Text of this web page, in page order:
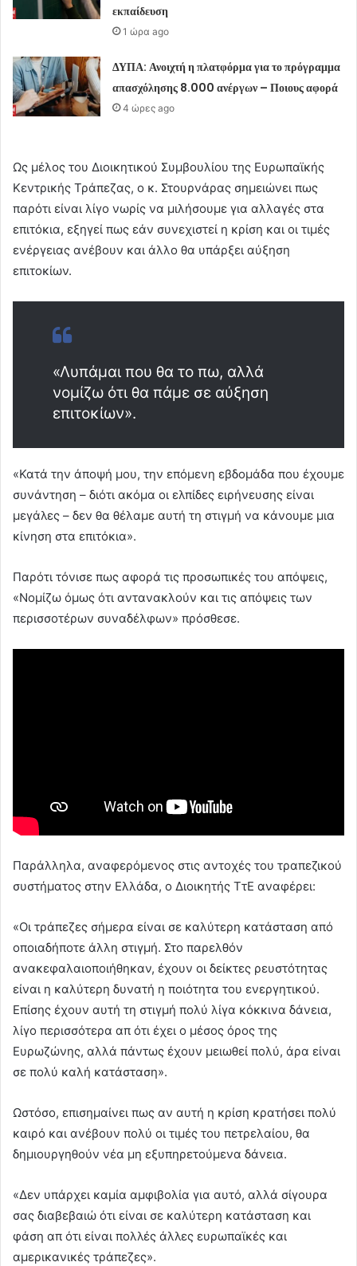
εκπαίδευση
1 ώρα ago
ΔΥΠΑ: Ανοιχτή η πλατφόρμα για το πρόγραμμα
απασχόλησης 8.000 ανέργων – Ποιους αφορά
4 ώρες ago
Ως μέλος του Διοικητικού Συμβουλίου της Ευρωπαϊκής
Κεντρικής Τράπεζας, ο κ. Στουρνάρας σημειώνει πως
παρότι είναι λίγο νωρίς να μιλήσουμε για αλλαγές στα
επιτόκια, εξηγεί πως εάν συνεχιστεί η κρίση και οι τιμές
ενέργειας ανέβουν και άλλο θα υπάρξει αύξηση
επιτοκίων.
«Λυπάμαι που θα το πω, αλλά
νομίζω ότι θα πάμε σε αύξηση
επιτοκίων».
«Κατά την άποψή μου, την επόμενη εβδομάδα που έχουμε
συνάντηση – διότι ακόμα οι ελπίδες ειρήνευσης είναι
μεγάλες – δεν θα θέλαμε αυτή τη στιγμή να κάνουμε μια
κίνηση στα επιτόκια».
Παρότι τόνισε πως αφορά τις προσωπικές του απόψεις,
«Νομίζω όμως ότι αντανακλούν και τις απόψεις των
περισσοτέρων συναδέλφων» πρόσθεσε.
Παράλληλα, αναφερόμενος στις αντοχές του τραπεζικού
συστήματος στην Ελλάδα, ο Διοικητής ΤτΕ αναφέρει:
«Οι τράπεζες σήμερα είναι σε καλύτερη κατάσταση από
οποιαδήποτε άλλη στιγμή. Στο παρελθόν
ανακεφαλαιοποιήθηκαν, έχουν οι δείκτες ρευστότητας
είναι η καλύτερη δυνατή η ποιότητα του ενεργητικού.
Επίσης έχουν αυτή τη στιγμή πολύ λίγα κόκκινα δάνεια,
λίγο περισσότερα απ ότι έχει ο μέσος όρος της
Ευρωζώνης, αλλά πάντως έχουν μειωθεί πολύ, άρα είναι
σε πολύ καλή κατάσταση».
Ωστόσο, επισημαίνει πως αν αυτή η κρίση κρατήσει πολύ
καιρό και ανέβουν πολύ οι τιμές του πετρελαίου, θα
δημιουργηθούν νέα μη εξυπηρετούμενα δάνεια.
«Δεν υπάρχει καμία αμφιβολία για αυτό, αλλά σίγουρα
σας διαβεβαιώ ότι είναι σε καλύτερη κατάσταση και
φάση απ ότι είναι πολλές άλλες ευρωπαϊκές και
αμερικανικές τράπεζες».